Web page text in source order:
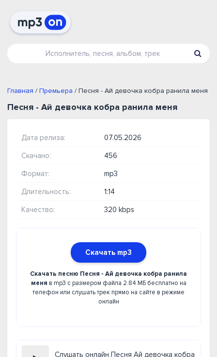
Главная / Премьера / Песня - Ай девочка кобра ранила меня
Песня - Ай девочка кобра ранила меня
Дата релиза: 07.05.2026
Скачано: 456
Формат: mp3
Длительность: 1:14
Качество: 320 kbps
Скачать mp3
Скачать песню Песня - Ай девочка кобра ранила
меня в mp3 с размером файла 2.84 МБ бесплатно на
телефон или слушать трек прямо на сайте в режиме
онлайн
Слушать онлайн Песня Ай девочка кобра